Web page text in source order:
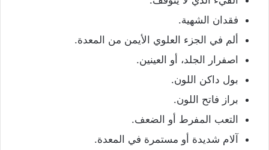
فقدان الشهية.
ألم في الجزء العلوي الأيمن من المعدة.
اصفرار الجلد، أو العينين.
بول داكن اللون.
براز فاتح اللون.
التعب المفرط أو الضعف.
آلام شديدة أو مستمرة في المعدة.